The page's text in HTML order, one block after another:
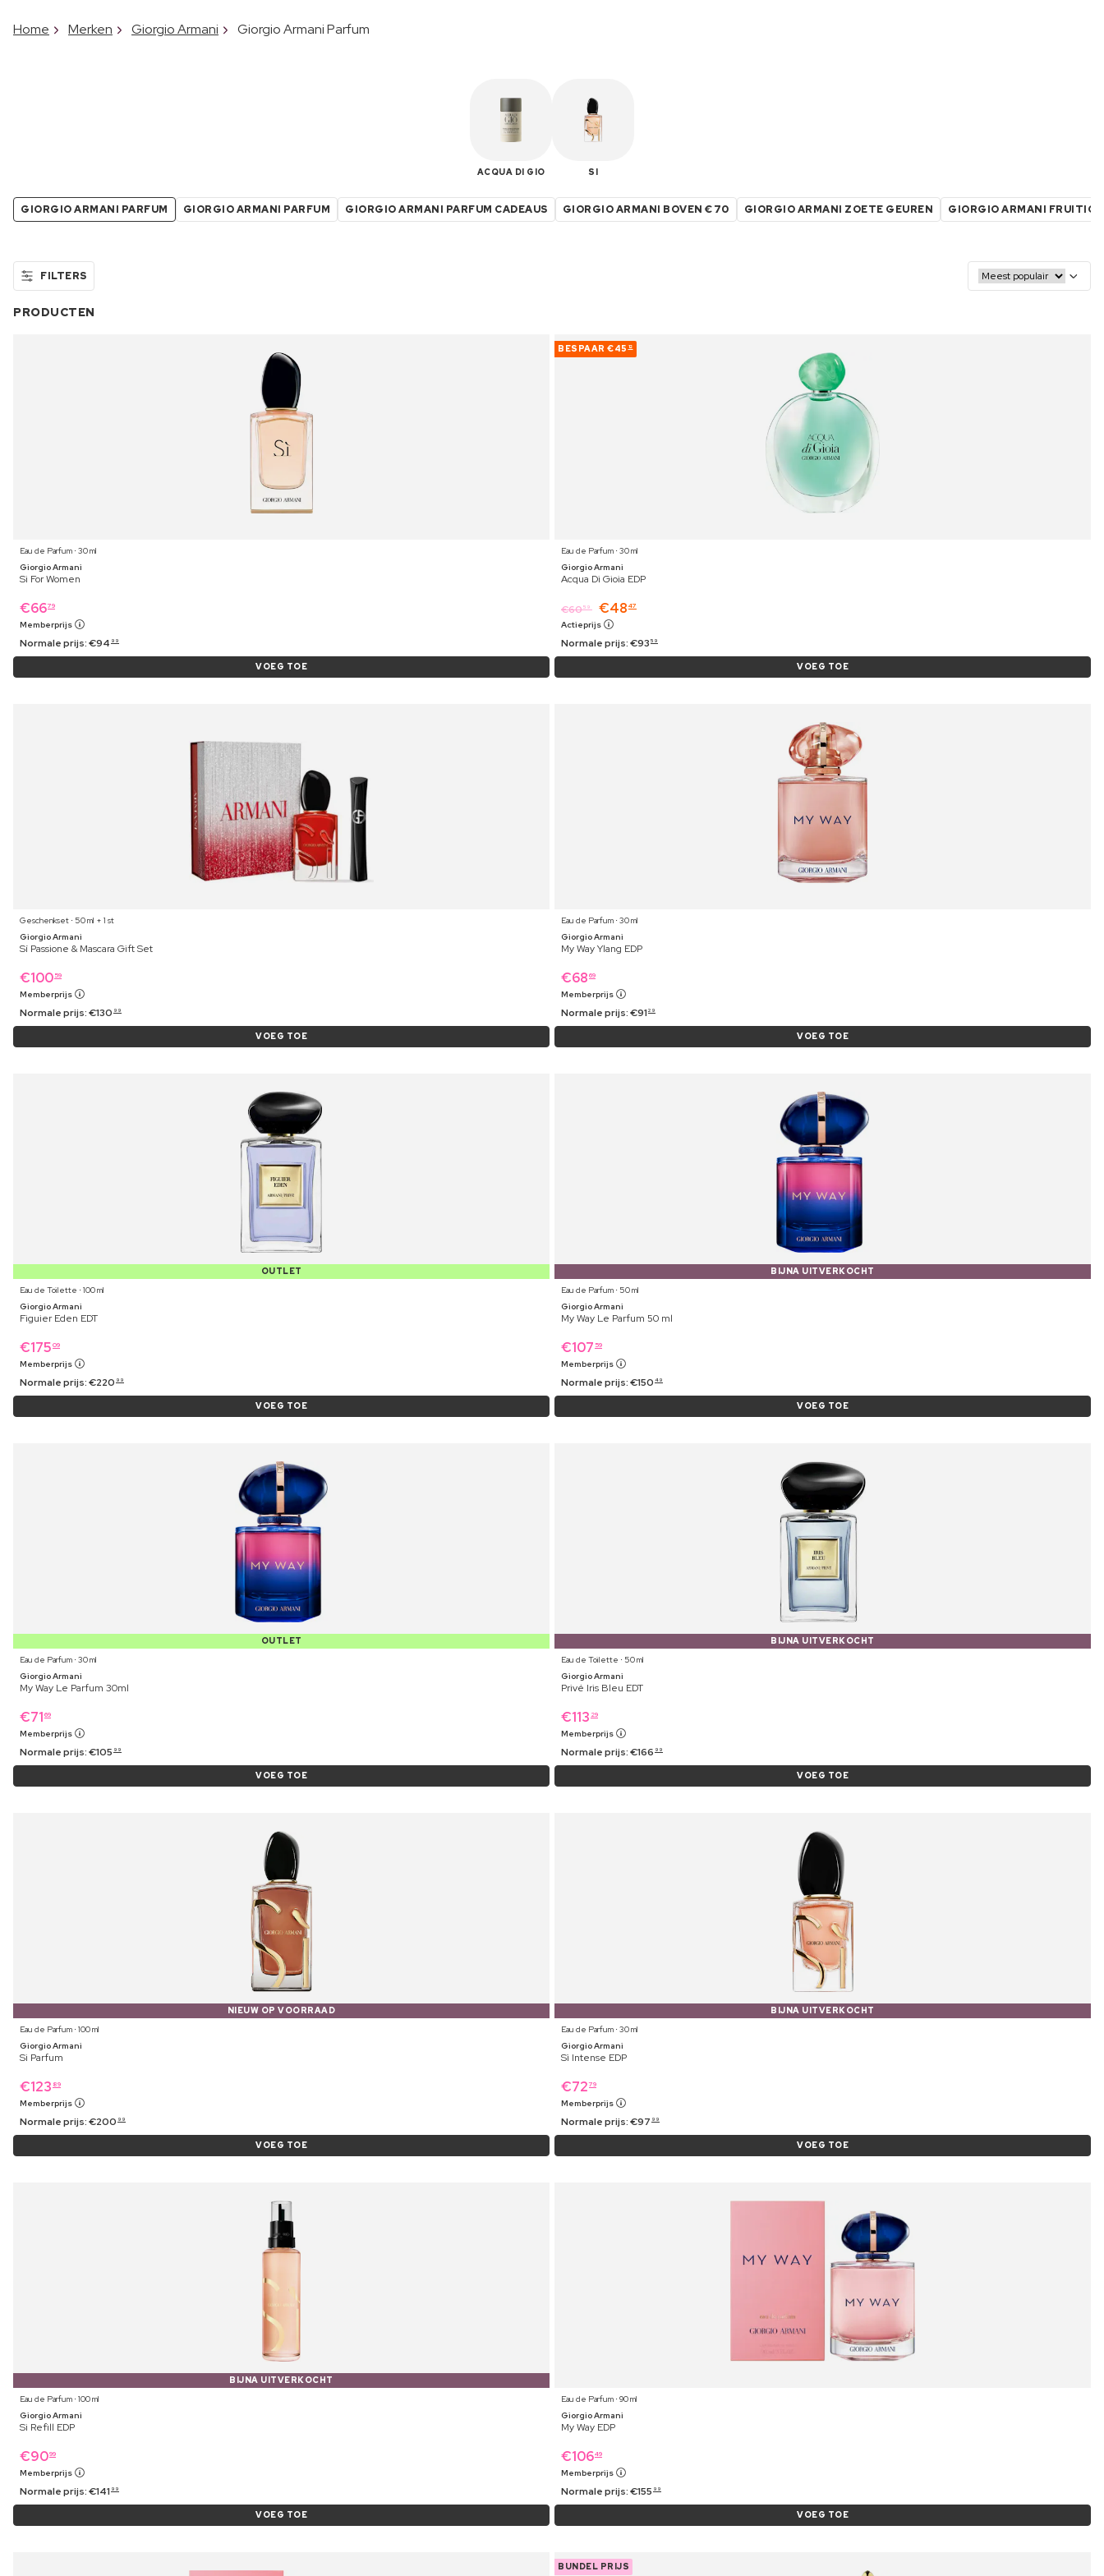
Home Merken Giorgio Armani Giorgio Armani Parfum
ACQUA DI GIO SI
GIORGIO ARMANI PARFUM GIORGIO ARMANI PARFUM GIORGIO ARMANI PARFUM CADEAUS GIORGIO ARMANI BOVEN €70 GIORGIO ARMANI ZOETE GEUREN GIORGIO ARMANI
FILTERS
PRODUCTEN
Eau de Parfum ⋅ 30 ml
Giorgio Armani
Si For Women
€6679
Memberprijs
Normale prijs:€94 99
VOEG TOE
BESPAAR €45 12
Eau de Parfum ⋅ 30 ml
Giorgio Armani
Acqua Di Gioia EDP
€6059 €48 47
Actieprijs
Normale prijs:€93 59
VOEG TOE
Geschenkset ⋅ 50 ml + 1 st
Giorgio Armani
Sí Passione & Mascara Gift Set
€100 59
Memberprijs
Normale prijs:€130 99
VOEG TOE
Eau de Parfum ⋅ 30 ml
Giorgio Armani
My Way Ylang EDP
€68 69
Memberprijs
Normale prijs:€91 29
VOEG TOE
OUTLET
Eau de Toilette ⋅ 100 ml
Giorgio Armani
Figuier Eden EDT
€175 09
Memberprijs
Normale prijs:€220 99
VOEG TOE
BIJNA UITVERKOCHT
Eau de Parfum ⋅ 50 ml
Giorgio Armani
My Way Le Parfum 50 ml
€107 59
Memberprijs
Normale prijs:€150 49
VOEG TOE
OUTLET
Eau de Parfum ⋅ 30 ml
Giorgio Armani
My Way Le Parfum 30ml
€71 69
Memberprijs
Normale prijs:€105 99
VOEG TOE
BIJNA UITVERKOCHT
Eau de Toilette ⋅ 50 ml
Giorgio Armani
Privé Iris Bleu EDT
€113 29
Memberprijs
Normale prijs:€166 99
VOEG TOE
NIEUW OP VOORRAAD
Eau de Parfum ⋅ 100 ml
Giorgio Armani
Si Parfum
€123 89
Memberprijs
Normale prijs:€200 99
VOEG TOE
BIJNA UITVERKOCHT
Eau de Parfum ⋅ 30 ml
Giorgio Armani
Sì Intense EDP
€72 79
Memberprijs
Normale prijs:€97 99
VOEG TOE
BIJNA UITVERKOCHT
Eau de Parfum ⋅ 100 ml
Giorgio Armani
Si Refill EDP
€9099
Memberprijs
Normale prijs:€141 99
VOEG TOE
Eau de Parfum ⋅ 90 ml
Giorgio Armani
My Way EDP
€10649
Memberprijs
Normale prijs:€155 99
VOEG TOE
BUNDEL PRIJS